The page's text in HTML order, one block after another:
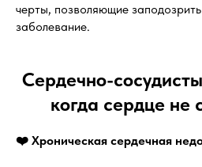
черты, позволяющие
заболевание.
Сердечно-
когда сердце не
❤️ Хроническая сердечная